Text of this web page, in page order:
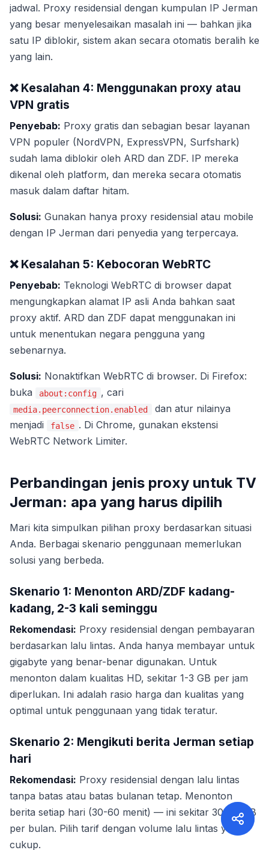
jadwal. Proxy residensial dengan kumpulan IP Jerman
yang besar menyelesaikan masalah ini — bahkan jika
satu IP diblokir, sistem akan secara otomatis beralih ke
yang lain.
❌ Kesalahan 4: Menggunakan proxy atau
VPN gratis
Penyebab: Proxy gratis dan sebagian besar layanan
VPN populer (NordVPN, ExpressVPN, Surfshark)
sudah lama diblokir oleh ARD dan ZDF. IP mereka
dikenal oleh platform, dan mereka secara otomatis
masuk dalam daftar hitam.
Solusi: Gunakan hanya proxy residensial atau mobile
dengan IP Jerman dari penyedia yang terpercaya.
❌ Kesalahan 5: Kebocoran WebRTC
Penyebab: Teknologi WebRTC di browser dapat
mengungkapkan alamat IP asli Anda bahkan saat
proxy aktif. ARD dan ZDF dapat menggunakan ini
untuk menentukan negara pengguna yang
sebenarnya.
Solusi: Nonaktifkan WebRTC di browser. Di Firefox:
buka
about:config , cari
media.peerconnection.enabled
dan atur nilainya
menjadi
false . Di Chrome, gunakan ekstensi
WebRTC Network Limiter.
Perbandingan jenis proxy untuk TV
Jerman: apa yang harus dipilih
Mari kita simpulkan pilihan proxy berdasarkan situasi
Anda. Berbagai skenario penggunaan memerlukan
solusi yang berbeda.
Skenario 1: Menonton ARD/ZDF kadang-
kadang, 2-3 kali seminggu
Rekomendasi: Proxy residensial dengan pembayaran
berdasarkan lalu lintas. Anda hanya membayar untuk
gigabyte yang benar-benar digunakan. Untuk
menonton dalam kualitas HD, sekitar 1-3 GB per jam
diperlukan. Ini adalah rasio harga dan kualitas yang
optimal untuk penggunaan yang tidak teratur.
Skenario 2: Mengikuti berita Jerman setiap
hari
Rekomendasi: Proxy residensial dengan lalu lintas
tanpa batas atau batas bulanan tetap. Menonton
berita setiap hari (30-60 menit) — ini sekitar 30-90 GB
per bulan. Pilih tarif dengan volume lalu lintas yang
cukup.